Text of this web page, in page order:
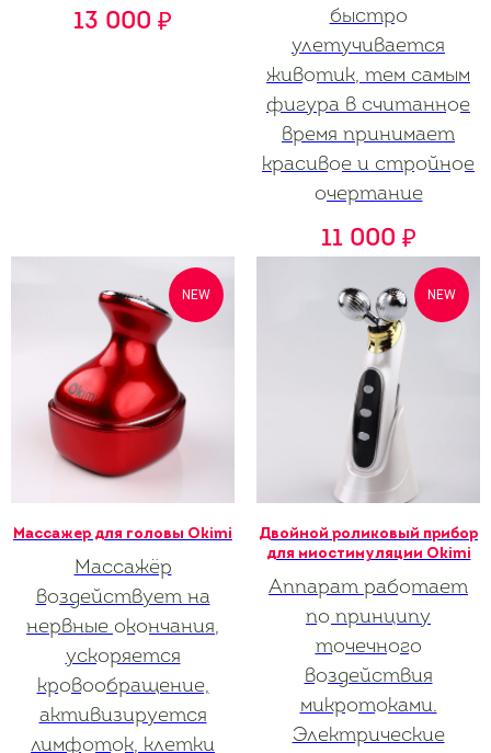
13 000 ₽
быстро
улетучивается
животик, тем самым
фигура в считанное
время принимает
красивое и стройное
очертание
11 000 ₽
NEW
Массажер для головы Okimi
Массажёр
воздействует на
нервные окончания,
ускоряется
кровообращение,
активизируется
лимфоток, клетки
NEW
Двойной роликовый прибор
для миостимуляции Okimi
Аппарат работает
по принципу
точечного
воздействия
микротоками.
Электрические